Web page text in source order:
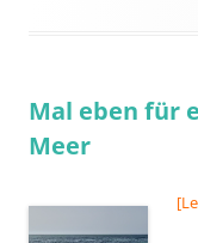
Mal eben für
Meer